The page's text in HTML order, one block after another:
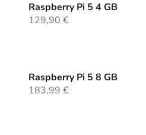
Raspberry Pi 5 4 GB
129,90 €
Raspberry Pi 5 8 GB
183,99 €